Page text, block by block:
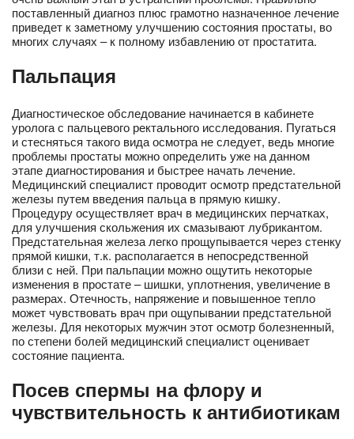
поставленный диагноз плюс грамотно назначенное лечение
приведет к заметному улучшению состояния простаты, во
многих случаях – к полному избавлению от простатита.
Пальпация
Диагностическое обследование начинается в кабинете
уролога с пальцевого ректального исследования. Пугаться
и стесняться такого вида осмотра не следует, ведь многие
проблемы простаты можно определить уже на данном
этапе диагностирования и быстрее начать лечение.
Медицинский специалист проводит осмотр предстательной
железы путем введения пальца в прямую кишку.
Процедуру осуществляет врач в медицинских перчатках,
для улучшения скольжения их смазывают лубрикантом.
Предстательная железа легко прощупывается через стенку
прямой кишки, т.к. располагается в непосредственной
близи с ней. При пальпации можно ощутить некоторые
изменения в простате – шишки, уплотнения, увеличение в
размерах. Отечность, напряжение и повышенное тепло
может чувствовать врач при ощупывании предстательной
железы. Для некоторых мужчин этот осмотр болезненный,
по степени болей медицинский специалист оценивает
состояние пациента.
Посев спермы на флору и
чувствительность к антибиотикам